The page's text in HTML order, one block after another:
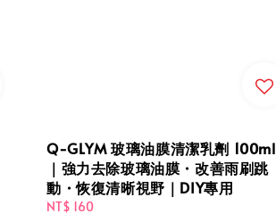
Q-GLYM 玻璃油膜清潔乳劑 100ml
｜強力去除玻璃油膜・改善雨刷跳
動・恢復清晰視野｜DIY專用
Regular
NT$ 160